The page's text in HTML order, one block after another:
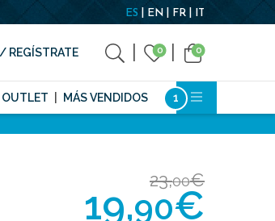
ES EN FR IT
REGÍSTRATE 0 0
OUTLET MÁS VENDIDOS
23,00€
19,90€